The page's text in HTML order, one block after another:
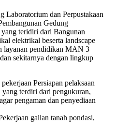
Laboratorium dan Perpustakaan
Gedung
teridiri dari Bangunan
elektrikal beserta landscape
layanan pendidikan MAN 3
sekitarnya dengan lingkup
Persiapan pelaksaan
terdiri dari pengukuran,
pengaman dan penyediaan
galian tanah pondasi,